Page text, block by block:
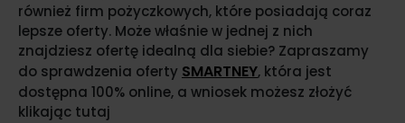
również firm pożyczkowych, które posiadają coraz
lepsze oferty. Może właśnie w jednej z nich
znajdziesz ofertę idealną dla siebie? Zapraszamy
do sprawdzenia oferty SMARTNEY, która jest
dostępna 100% online, a wniosek możesz złożyć
klikając tutaj